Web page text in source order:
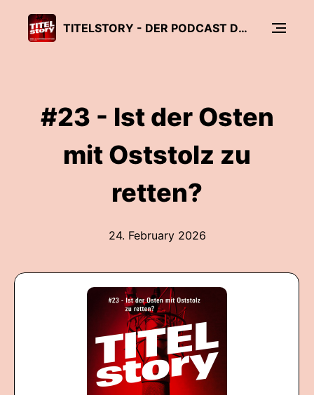
TITELSTORY - DER PODCAST DER ROSA-LUXEMBURG-STIFTUNG SACHSEN
#23 - Ist der Osten
mit Oststolz zu
retten?
24. February 2026